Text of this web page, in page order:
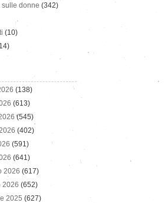
donne (342)
(10)
(138)
(613)
(545)
(402)
(591)
(641)
2026 (617)
2026 (652)
2025 (627)